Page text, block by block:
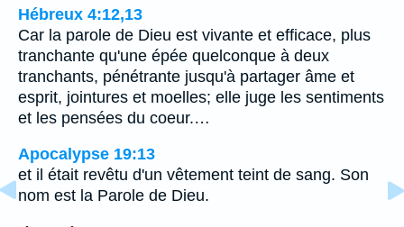
Hébreux 4:12,13
Car la parole de Dieu est vivante et efficace, plus
tranchante qu'une épée quelconque à deux
tranchants, pénétrante jusqu'à partager âme et
esprit, jointures et moelles; elle juge les sentiments
et les pensées du coeur.…
Apocalypse 19:13
et il était revêtu d'un vêtement teint de sang. Son
nom est la Parole de Dieu.